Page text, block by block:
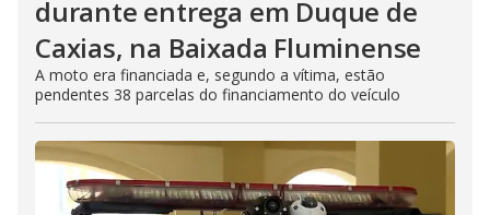
durante entrega em Duque de
Caxias, na Baixada Fluminense
A moto era financiada e, segundo a vítima, estão
pendentes 38 parcelas do financiamento do veículo